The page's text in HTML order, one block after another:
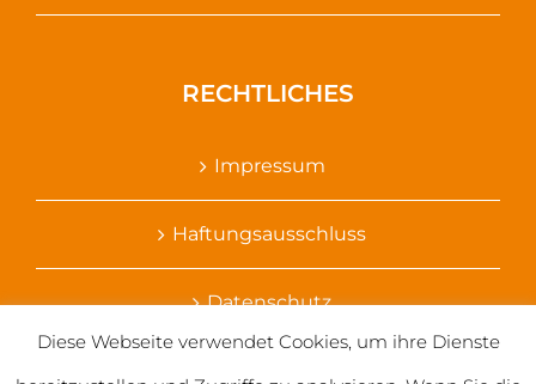
RECHTLICHES
Impressum
Haftungsausschluss
Datenschutz
Diese Webseite verwendet Cookies, um ihre Dienste